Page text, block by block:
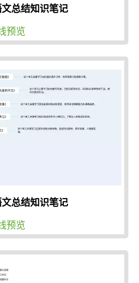
总结知识笔记
预览
总结知识笔记
预览